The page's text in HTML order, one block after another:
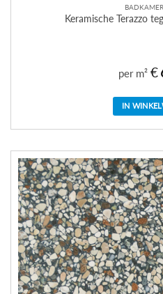
Keramische Terazzo
per m² €
IN